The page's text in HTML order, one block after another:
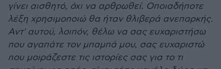
γίνει αισθητό, όχι να αρθρωθεί. Οποιαδήποτε
λέξη χρησιμοποιώ θα ήταν θλιβερά ανεπαρκής.
Αντ' αυτού, λοιπόν, θέλω να σας ευχαριστήσω
που αγαπάτε τον μπαμπά μου, σας ευχαριστώ
που μοιράζεστε τις ιστορίες σας για το τι